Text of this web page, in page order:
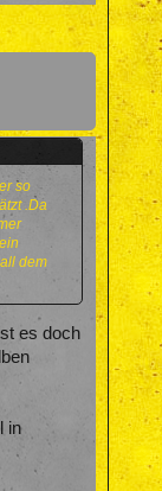
so
.Da
dem
es doch
in